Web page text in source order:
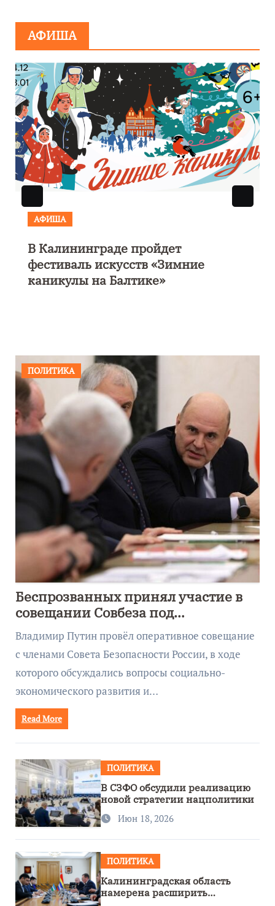
АФИША
АФИША
В Калининграде пройдет
фестиваль искусств «Зимние
каникулы на Балтике»
ПОЛИТИКА
Беспрозванных принял участие в
совещании Совбеза под
руководством Путина
Владимир Путин провёл оперативное совещание
с членами Совета Безопасности России, в ходе
которого обсуждались вопросы социально-
экономического развития и…
Read More
ПОЛИТИКА
В СЗФО обсудили реализацию
новой стратегии нацполитики
Июн 18, 2026
ПОЛИТИКА
Калининградская область
намерена расширить